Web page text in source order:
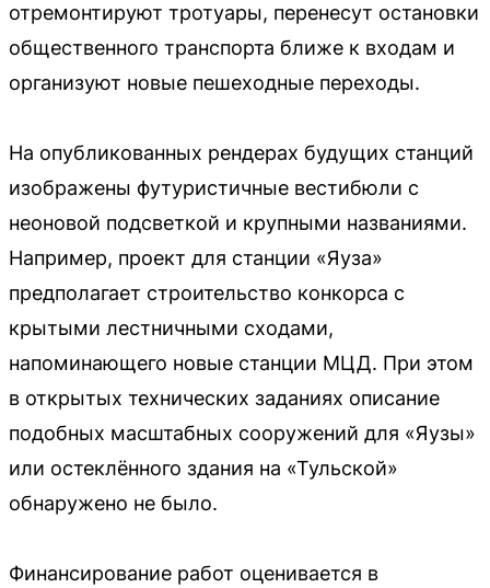
отремонтируют тротуары, перенесут остановки
общественного транспорта ближе к входам и
организуют новые пешеходные переходы.
На опубликованных рендерах будущих станций
изображены футуристичные вестибюли с
неоновой подсветкой и крупными названиями.
Например, проект для станции «Яуза»
предполагает строительство конкорса с
крытыми лестничными сходами,
напоминающего новые станции МЦД. При этом
в открытых технических заданиях описание
подобных масштабных сооружений для «Яузы»
или остеклённого здания на «Тульской»
обнаружено не было.
Финансирование работ оценивается в